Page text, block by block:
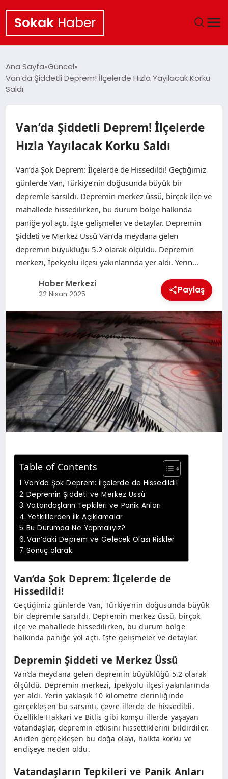
Sokak Haber
EKONOMI
SAĞLIK
Ana Sayfa Güncel
Van’da Şiddetli Deprem! İlçelerde Hızla Yayılacak Korku
Saldı
Van’da Şiddetli Deprem! İlçelerde
Hızla Yayılacak Korku Saldı
Van’da Şok Deprem: İlçelerde de Hissedildi! Geçtiğimiz
günlerde Van, Türkiye’nin doğusunda büyük bir
depremle sarsıldı. Depremin merkez üssü, birçok ilçe ve
mahallede hissedilirken, bu durum bölge halkında
paniğe yol açtı. İşte gelişmeler ve detaylar. Depremin
Şiddeti ve Merkez Üssü Van’da meydana gelen
depremin büyüklüğü 5.2 olarak ölçüldü. Depremin
merkezi, İpekyolu ilçesi yakınlarında yer aldı. Yerin…
Haber Merkezi
22 Nisan 2025 Paylaş
Table of Contents
Van’da Şok Deprem: İlçelerde de Hissedildi!
Depremin Şiddeti ve Merkez Üssü
Vatandaşların Tepkileri ve Panik Anları
Yetkililerden İlk Açıklamalar
Bu Durumda Ne Yapmalıyız?
Van’daki Deprem ve Gelecek Olası Riskler
Sonuç olarak
Van’da Şok Deprem: İlçelerde de
Hissedildi!
Geçtiğimiz günlerde Van, Türkiye’nin doğusunda büyük
bir depremle sarsıldı. Depremin merkez üssü, birçok
ilçe ve mahallede hissedilirken, bu durum bölge
halkında paniğe yol açtı. İşte gelişmeler ve detaylar.
Depremin Şiddeti ve Merkez Üssü
Van’da meydana gelen depremin büyüklüğü 5.2 olarak
ölçüldü. Depremin merkezi, İpekyolu ilçesi yakınlarında
yer aldı. Yerin yaklaşık 10 kilometre derinliğinde
gerçekleşen bu sarsıntı, çevre illerde de hissedildi.
Özellikle Hakkari ve Bitlis gibi komşu illerde yaşayan
vatandaşlar, depremin etkisini hissettiklerini bildirdiler.
Aniden gerçekleşen bu doğa olayı, halkta korku ve
endişeye neden oldu.
Vatandaşların Tepkileri ve Panik Anları